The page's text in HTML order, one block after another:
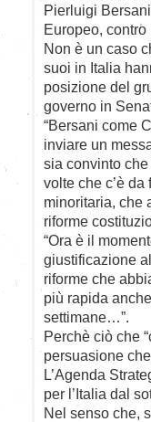
Pierluigi
Europeo,
Non è un caso
suoi in Italia
posizione del
governo in
“Bersani come
inviare un
sia convinto che
volte che c’è
minoritaria, che
riforme
“Ora è il
giustificazione
riforme che
più rapida
settimane…”.
Perchè ciò che
persuasione
L’Agenda
per l’Italia dal
Nel senso che,